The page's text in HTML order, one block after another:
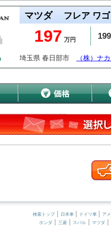
マツダ フレア ワ
197 万円
埼玉県 春日部市 （株）ナ
検索トップ| 日本車 | ドイツ車 | ア
ホンダ | 三菱 | スバル | マツダ |